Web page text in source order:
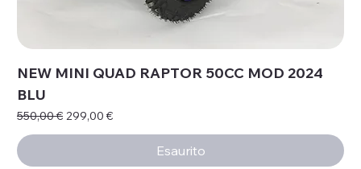
NEW MINI QUAD RAPTOR 50CC MOD 2024
BLU
Prezzo regolare
550,00 € Prezzo scontato
299,00 €
Esaurito